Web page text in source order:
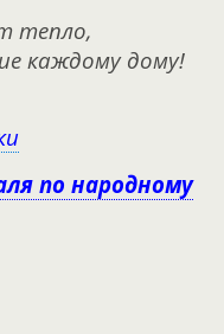
тепло,
каждому дому!
по народному